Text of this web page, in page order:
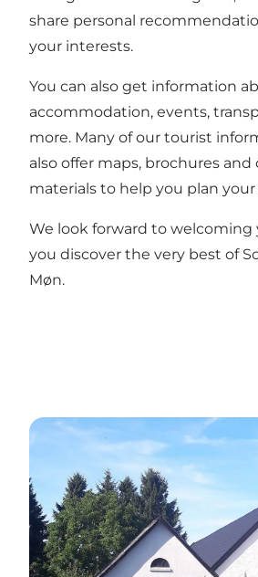
share personal
your interests.
You can also get information
accommodation, events,
more. Many of our tourist
also offer maps, brochures and
materials to help you plan your
We look forward to welcoming
you discover the very best of
Møn.